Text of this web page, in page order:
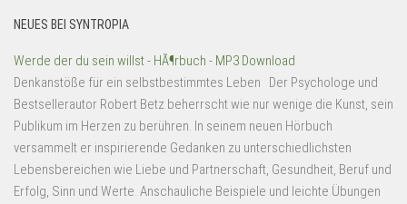
NEUES BEI SYNTROPIA
Werde der du sein willst - HÃ¶rbuch - MP3 Download
Denkanstöße für ein selbstbestimmtes Leben Der Psychologe und
Bestsellerautor Robert Betz beherrscht wie nur wenige die Kunst, sein
Publikum im Herzen zu berühren. In seinem neuen Hörbuch
versammelt er inspirierende Gedanken zu unterschiedlichsten
Lebensbereichen wie Liebe und Partnerschaft, Gesundheit, Beruf und
Erfolg, Sinn und Werte. Anschauliche Beispiele und leichte Übungen